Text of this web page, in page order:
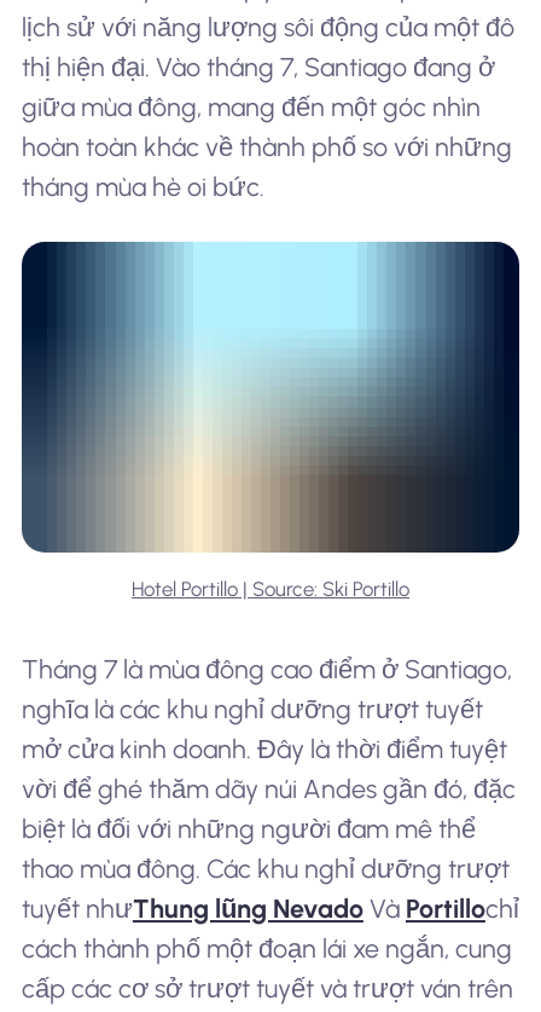
lịch sử với năng lượng sôi động của một đô
thị hiện đại. Vào tháng 7, Santiago đang ở
giữa mùa đông, mang đến một góc nhìn
hoàn toàn khác về thành phố so với những
tháng mùa hè oi bức.
Hotel Portillo | Source: Ski Portillo
Tháng 7 là mùa đông cao điểm ở Santiago,
nghĩa là các khu nghỉ dưỡng trượt tuyết
mở cửa kinh doanh. Đây là thời điểm tuyệt
vời để ghé thăm dãy núi Andes gần đó, đặc
biệt là đối với những người đam mê thể
thao mùa đông. Các khu nghỉ dưỡng trượt
tuyết nhưThung lũng NevadoVà Portillochỉ
cách thành phố một đoạn lái xe ngắn, cung
cấp các cơ sở trượt tuyết và trượt ván trên